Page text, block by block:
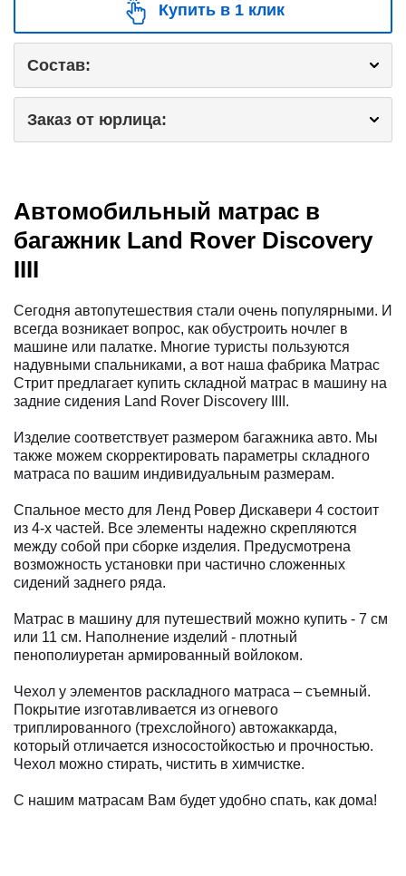
Купить в 1 клик
Состав:
Заказ от юрлица:
Автомобильный матрас в
багажник Land Rover Discovery
IIII
Сегодня автопутешествия стали очень популярными. И
всегда возникает вопрос, как обустроить ночлег в
машине или палатке. Многие туристы пользуются
надувными спальниками, а вот наша фабрика Матрас
Стрит предлагает купить складной матрас в машину на
задние сидения Land Rover Discovery IIII.
Изделие соответствует размером багажника авто. Мы
также можем скорректировать параметры складного
матраса по вашим индивидуальным размерам.
Спальное место для Ленд Ровер Дискавери 4 состоит
из 4-х частей. Все элементы надежно скрепляются
между собой при сборке изделия. Предусмотрена
возможность установки при частично сложенных
сидений заднего ряда.
Матрас в машину для путешествий можно купить - 7 см
или 11 см. Наполнение изделий - плотный
пенополиуретан армированный войлоком.
Чехол у элементов раскладного матраса – съемный.
Покрытие изготавливается из огневого
триплированного (трехслойного) автожаккарда,
который отличается износостойкостью и прочностью.
Чехол можно стирать, чистить в химчистке.
С нашим матрасам Вам будет удобно спать, как дома!